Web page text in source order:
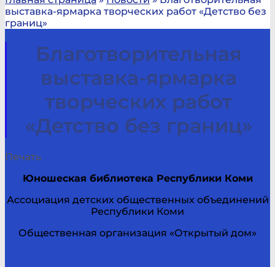
выставка-ярмарка творческих работ «Детство без
границ»
Благотворительная
выставка-ярмарка
творческих работ
«Детство без границ»
Печать
Юношеская библиотека Республики Коми
Ассоциация детских общественных объединений
Республики Коми
Общественная организация «Открытый дом»